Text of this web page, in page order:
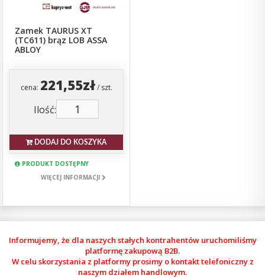
Zamek TAURUS XT
(TC611) brąz LOB ASSA
ABLOY
cena: 221,55zł/ szt.
Ilość:
DODAJ DO KOSZYKA
PRODUKT DOSTĘPNY
WIĘCEJ INFORMACJI
Informujemy, że dla naszych stałych kontrahentów uruchomiliśmy
platformę zakupową B2B.
W celu skorzystania z platformy prosimy o kontakt telefoniczny z
naszym działem handlowym.